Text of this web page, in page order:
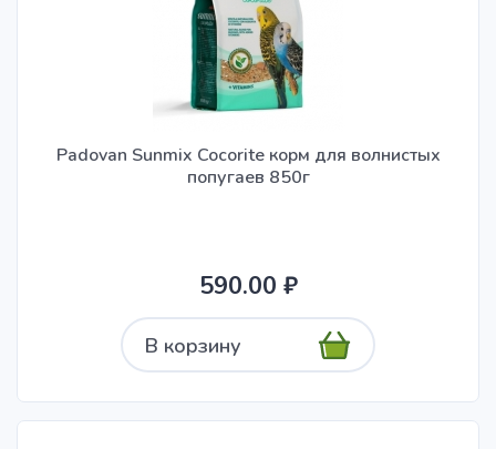
Padovan Sunmix Cocorite корм для волнистых
попугаев 850г
590.00 ₽
В корзину